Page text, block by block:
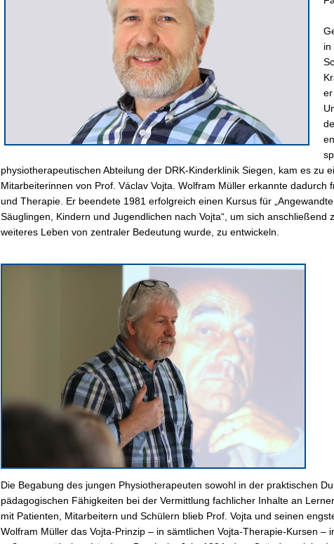
in
er
physiotherapeutischen Abteilung der DRK-Kinderklinik Siegen, kam es zu
Mitarbeiterinnen von Prof. Václav Vojta. Wolfram Müller erkannte
und Therapie. Er beendete 1981 erfolgreich einen Kursus für
Säuglingen, Kindern und Jugendlichen nach Vojta“, um sich
weiteres Leben von zentraler Bedeutung wurde, zu entwickeln.
Die Begabung des jungen Physiotherapeuten sowohl in der praktischen
pädagogischen Fähigkeiten bei der Vermittlung fachlicher Inhalte an
mit Patienten, Mitarbeitern und Schülern blieb Prof. Vojta und seinen
Wolfram Müller das Vojta-Prinzip – in sämtlichen Vojta-Therapie-Kursen